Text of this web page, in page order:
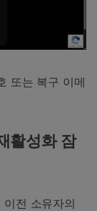
또는 복구 이메
활성화 잠
전 소유자의